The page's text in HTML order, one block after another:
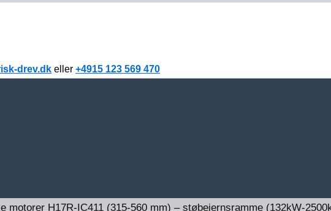
drev.dk eller +4915 123 569 470
motorer H17R-IC411 (315-560 mm) – støbejernsramme (132kW-